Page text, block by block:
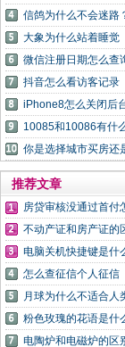
信鸽为什么不会迷路
大象为什么站着睡觉
微信注册日期怎么查
抖音怎么看访客记录
iPhone8怎么关闭后
10085和10086有什
你是选择城市买房还
推荐文章
房贷审核没通过首付
不动产证和房产证的
电脑关机快捷键是什
怎么查征信个人征信
月球为什么不适合人
粉色玫瑰的花语是什
电陶炉和电磁炉的区